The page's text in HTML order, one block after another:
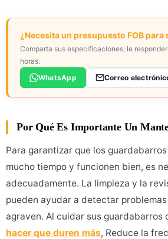
¿Necesita un presupuesto FOB para
Comparta sus especificaciones; le
horas.
WhatsApp
Correo
Por Qué Es Importante Un
Para garantizar que los
mucho tiempo y funcionen bien, es
adecuadamente. La limpieza y la
pueden ayudar a detectar
agraven. Al cuidar sus guardabarros
hacer que duren más, Reduce la